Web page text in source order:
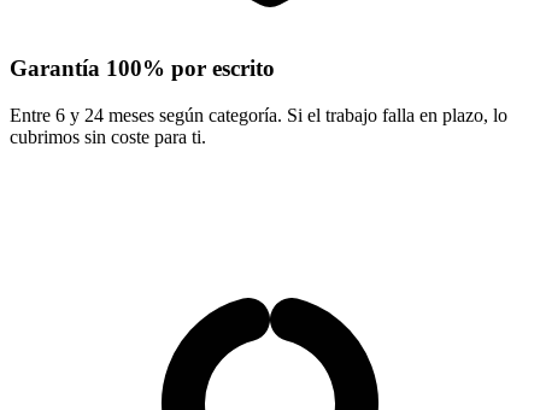
Garantía 100% por escrito
Entre 6 y 24 meses según categoría. Si el trabajo falla en plazo, lo
cubrimos sin coste para ti.